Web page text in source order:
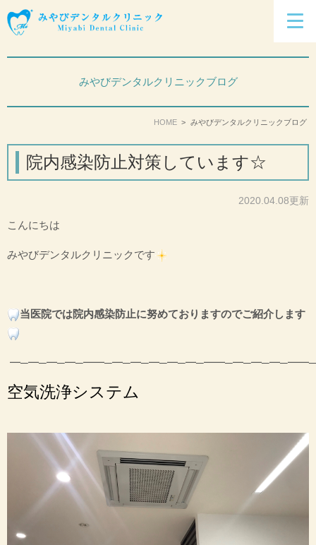
みやびデンタルクリニックブログ
HOME みやびデンタルクリニックブログ
院内感染防止対策しています☆
2020.04.08更新
こんにちは
みやびデンタルクリニックです
当医院では院内感染防止に努めておりますのでご紹介します
空気洗浄システム